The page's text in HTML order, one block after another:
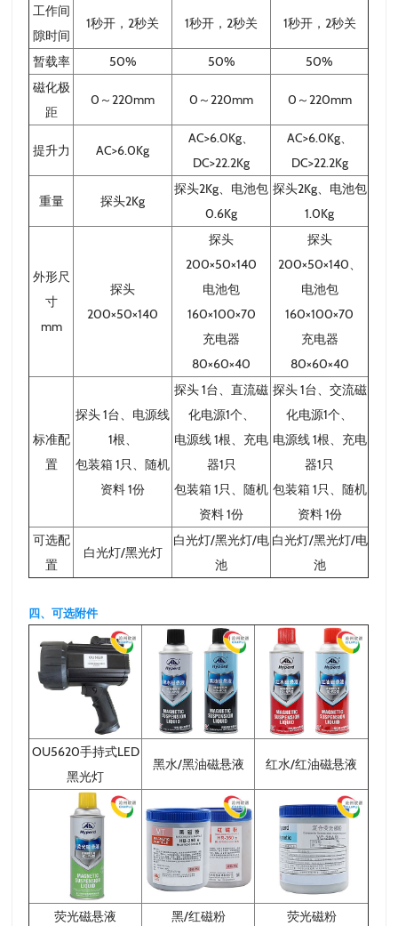
工作间
隙时间
1秒开，2秒关 1秒开，2秒关 1秒开，2秒关
暂载率 50% 50%
50%
磁化极
距
0～220mm 0～220mm 0～220mm
提升力 AC>6.0Kg
AC>6.0Kg、
DC>22.2Kg
AC>6.0Kg、
DC>22.2Kg
重量 探头2Kg
探头2Kg、电池包
0.6Kg
探头2Kg、电池包
1.0Kg
外形尺
寸
mm
探头
200×50×140
探头
200×50×140
电池包
160×100×70
充电器
80×60×40
探头
200×50×140、
电池包
160×100×70
充电器
80×60×40
标准配
置
探头 1台、电源线
1根、
包装箱 1只、随机
资料 1份
探头 1台、直流磁
化电源1个、
电源线 1根、充电
器1只
包装箱 1只、随机
资料 1份
探头 1台、交流磁
化电源1个、
电源线 1根、充电
器1只
包装箱 1只、随机
资料 1份
可选配
置
白光灯/黑光灯
白光灯/黑光灯/电
池
白光灯/黑光灯/电
池
四、可选附件
OU5620手持式LED
黑光灯
黑水/黑油磁悬液 红水/红油磁悬液
荧光磁悬液 黑/红磁粉 荧光磁粉